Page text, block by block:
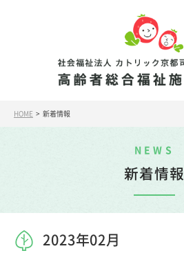
HOME > 新着情報
NEWS
新着情報
2023年02月